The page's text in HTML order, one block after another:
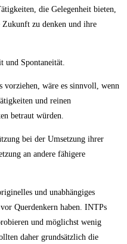
die Gelegenheit bieten,
zu denken und ihre
und Spontaneität.
wäre es sinnvoll, wenn
und reinen
betraut würden.
bei der Umsetzung ihrer
an andere fähigere
und unabhängiges
Querdenkern haben. INTPs
und möglichst wenig
daher grundsätzlich die